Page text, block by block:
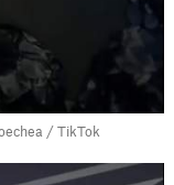
/ TikTok